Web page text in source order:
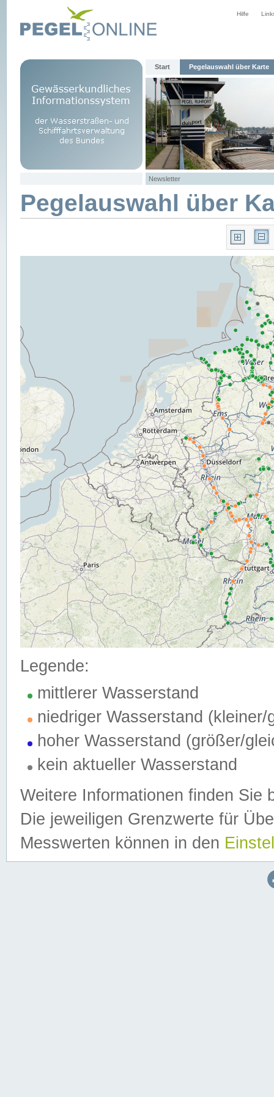
Hilfe
Start Pegelauswahl über Karte
Newsletter
Pegelauswahl über
Legende:
mittlerer Wasserstand
niedriger Wasserstand (kleiner/
hoher Wasserstand (größer/
kein aktueller Wasserstand
Weitere Informationen finden Sie
Die jeweiligen Grenzwerte für
Messwerten können in den